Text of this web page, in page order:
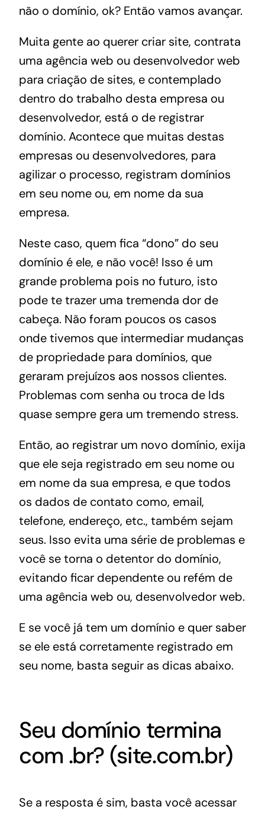
não o domínio, ok? Então vamos avançar.
Muita gente ao querer criar site, contrata
uma agência web ou desenvolvedor web
para criação de sites, e contemplado
dentro do trabalho desta empresa ou
desenvolvedor, está o de registrar
domínio. Acontece que muitas destas
empresas ou desenvolvedores, para
agilizar o processo, registram domínios
em seu nome ou, em nome da sua
empresa.
Neste caso, quem fica “dono” do seu
domínio é ele, e não você! Isso é um
grande problema pois no futuro, isto
pode te trazer uma tremenda dor de
cabeça. Não foram poucos os casos
onde tivemos que intermediar mudanças
de propriedade para domínios, que
geraram prejuízos aos nossos clientes.
Problemas com senha ou troca de Ids
quase sempre gera um tremendo stress.
Então, ao registrar um novo domínio, exija
que ele seja registrado em seu nome ou
em nome da sua empresa, e que todos
os dados de contato como, email,
telefone, endereço, etc., também sejam
seus. Isso evita uma série de problemas e
você se torna o detentor do domínio,
evitando ficar dependente ou refém de
uma agência web ou, desenvolvedor web.
E se você já tem um domínio e quer saber
se ele está corretamente registrado em
seu nome, basta seguir as dicas abaixo.
Seu domínio termina
com .br? (site.com.br)
Se a resposta é sim, basta você acessar